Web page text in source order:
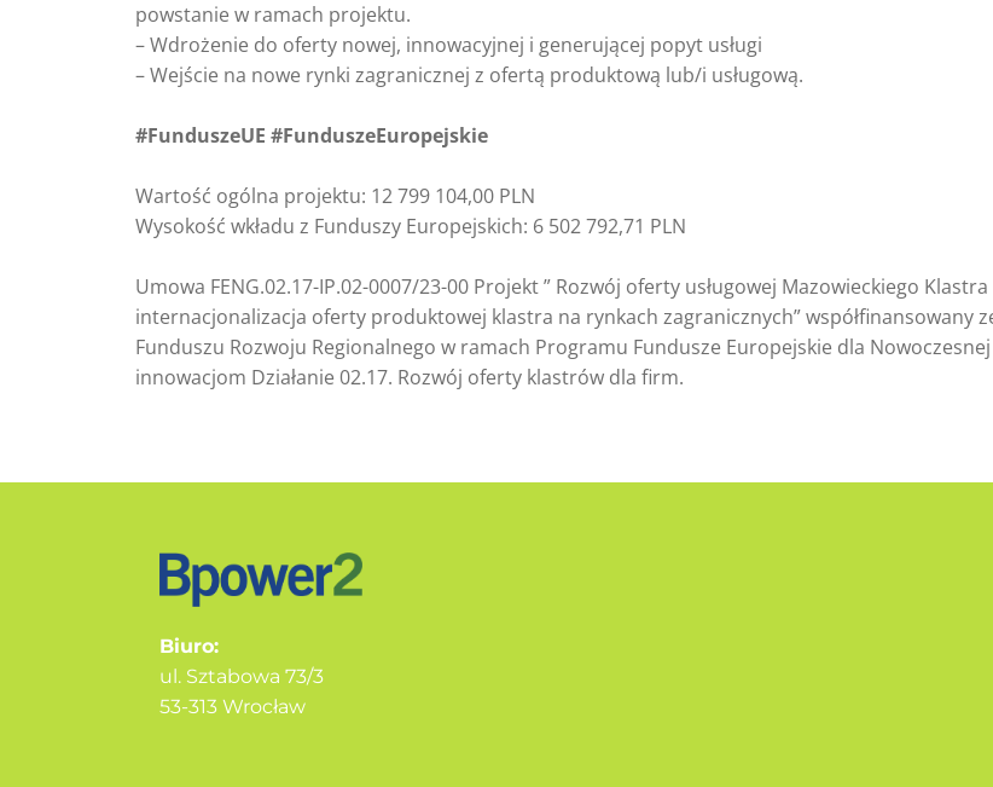
powstanie w ramach projektu.
– Wdrożenie do oferty nowej, innowacyjnej i generującej popyt usługi
– Wejście na nowe rynki zagranicznej z ofertą produktową lub/i usługową.
#FunduszeUE #FunduszeEuropejskie
Wartość ogólna projektu: 12 799 104,00 PLN
Wysokość wkładu z Funduszy Europejskich: 6 502 792,71 PLN
Umowa FENG.02.17-IP.02-0007/23-00 Projekt ” Rozwój oferty usługowej Mazowieckiego
internacjonalizacja oferty produktowej klastra na rynkach zagranicznych” współfinansowany
Funduszu Rozwoju Regionalnego w ramach Programu Fundusze Europejskie dla
innowacjom Działanie 02.17. Rozwój oferty klastrów dla firm.
Biuro:
ul. Sztabowa 73/3
53-313 Wrocław